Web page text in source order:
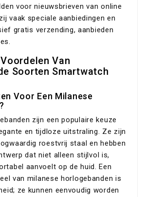
voor nieuwsbrieven van online
vaak speciale aanbiedingen en
gratis verzending, aanbieden
Van
Soorten Smartwatch
Voor Een Milanese
zijn een populaire keuze
en tijdloze uitstraling. Ze zijn
roestvrij staal en hebben
dat niet alleen stijlvol is,
aanvoelt op de huid. Een
van milanese horlogebanden is
ze kunnen eenvoudig worden